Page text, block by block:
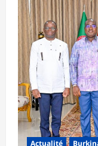
Actualité